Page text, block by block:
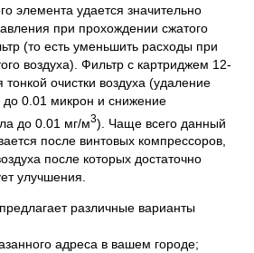
элемента удается значительно
при прохождении сжатого
(то есть уменьшить расходы при
воздуха). Фильтр с картриджем 12-
очистки воздуха (удаление
0.01 микрон и снижение
до 0.01 мг/м3). Чаще всего данный
после винтовых компрессоров,
после которых достаточно
улучшения.
различные варианты
адреса в вашем городе;